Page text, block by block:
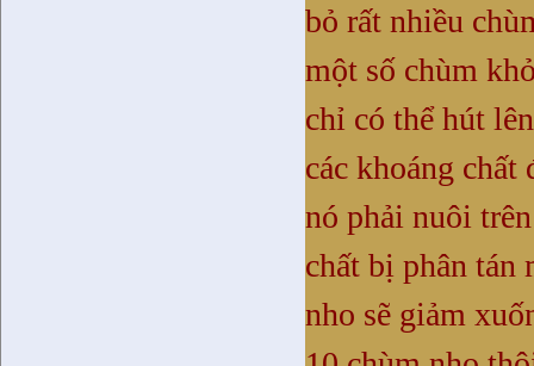
bỏ rất nhiều
một số chùm
chỉ có thể hút
các khoáng
nó phải nuôi
chất bị phân tán
nho sẽ giảm